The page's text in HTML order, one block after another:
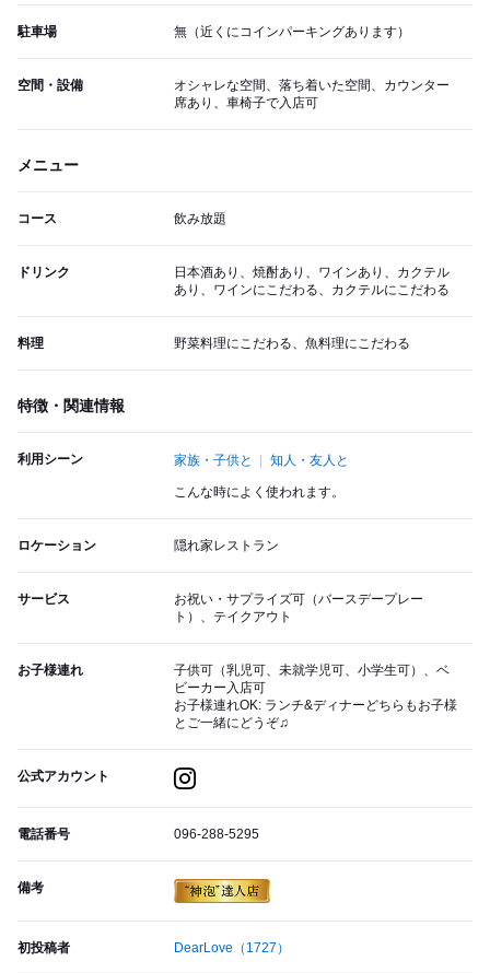
駐車場 無（近くにコインパーキングあります）
空間・設備
オシャレな空間、落ち着いた空間、カウンター
席あり、車椅子で入店可
メニュー
コース 飲み放題
ドリンク
日本酒あり、焼酎あり、ワインあり、カクテル
あり、ワインにこだわる、カクテルにこだわる
料理 野菜料理にこだわる、魚料理にこだわる
特徴・関連情報
利用シーン 家族・子供と 知人・友人と
こんな時によく使われます。
ロケーション 隠れ家レストラン
サービス
お祝い・サプライズ可（バースデープレー
ト）、テイクアウト
お子様連れ
子供可（乳児可、未就学児可、小学生可）、ベ
ビーカー入店可
お子様連れOK: ランチ&ディナーどちらもお子様
とご一緒にどうぞ♫
公式アカウント
電話番号 096-288-5295
備考
初投稿者 DearLove （1727）